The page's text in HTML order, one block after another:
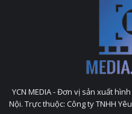
YCN MEDIA - Đơn vị sản xuất
Nội. Trực thuộc: Công ty TNHH